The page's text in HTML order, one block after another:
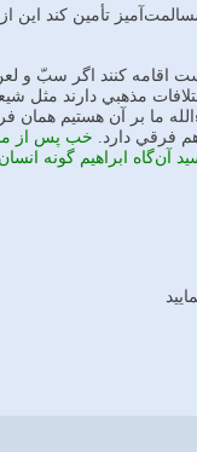
تأمين كند اين از
اقامه كنند اگر سبّ و
مذهبي دارند مثل
ما بر آن هستيم همان
فرقي دارد. خب پس از
ابراهيم گونه